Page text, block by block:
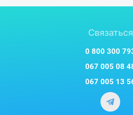
Связаться
0 800 300
067 005 08
067 005 13